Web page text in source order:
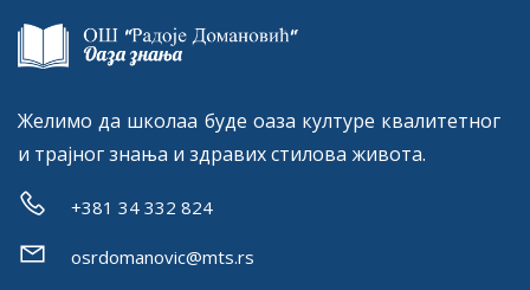
Желимо да школаа буде оаза културе квалитетног
и трајног знања и здравих стилова живота.
+381 34 332 824
osrdomanovic@mts.rs